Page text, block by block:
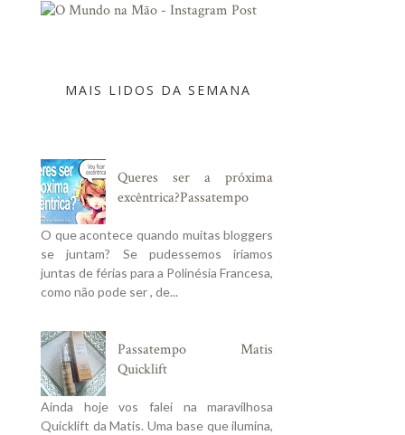
MAIS LIDOS DA SEMANA
Queres ser a próxima
excêntrica?Passatempo
O que acontece quando muitas bloggers
se juntam? Se pudessemos iriamos
juntas de férias para a Polinésia Francesa,
como não pode ser , de...
Passatempo Matis
Quicklift
Ainda hoje vos falei na maravilhosa
Quicklift da Matis. Uma base que ilumina,